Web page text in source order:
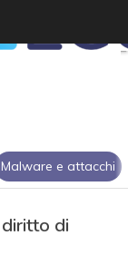
Malware e attacchi
di